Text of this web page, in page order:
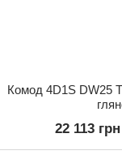
Комод 4D1S DW25
22 113 грн